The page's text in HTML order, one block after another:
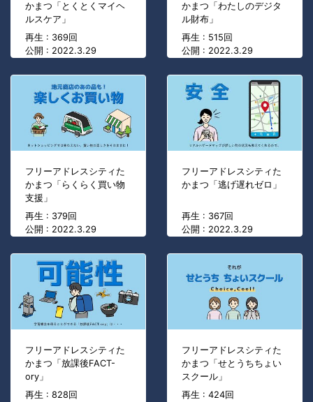
かまつ「とくとくマイヘ
ルスケア」
再生 : 369回
公開 : 2022.3.29
かまつ「わたしのデジタ
ル財布」
再生 : 515回
公開 : 2022.3.29
フリーアドレスシティた
かまつ「らくらく買い物
支援」
再生 : 379回
公開 : 2022.3.29
フリーアドレスシティた
かまつ「逃げ遅れゼロ」
再生 : 367回
公開 : 2022.3.29
フリーアドレスシティた
かまつ「放課後FACT-
ory」
再生 : 828回
フリーアドレスシティた
かまつ「せとうちちょい
スクール」
再生 : 424回